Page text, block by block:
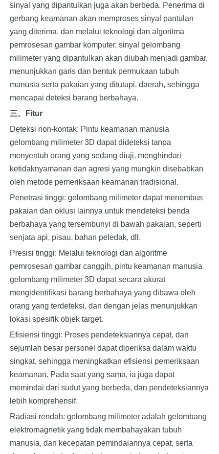
sinyal yang dipantulkan juga akan berbeda. Penerima di
gerbang keamanan akan memproses sinyal pantulan
yang diterima, dan melalui teknologi dan algoritma
pemrosesan gambar komputer, sinyal gelombang
milimeter yang dipantulkan akan diubah menjadi gambar,
menunjukkan garis dan bentuk permukaan tubuh
manusia serta pakaian yang ditutupi. daerah, sehingga
mencapai deteksi barang berbahaya.
三、
Fitur
Deteksi non-kontak: Pintu keamanan manusia
gelombang milimeter 3D dapat dideteksi tanpa
menyentuh orang yang sedang diuji, menghindari
ketidaknyamanan dan agresi yang mungkin disebabkan
oleh metode pemeriksaan keamanan tradisional.
Penetrasi tinggi: gelombang milimeter dapat menembus
pakaian dan oklusi lainnya untuk mendeteksi benda
berbahaya yang tersembunyi di bawah pakaian, seperti
senjata api, pisau, bahan peledak, dll.
Presisi tinggi: Melalui teknologi dan algoritme
pemrosesan gambar canggih, pintu keamanan manusia
gelombang milimeter 3D dapat secara akurat
mengidentifikasi barang berbahaya yang dibawa oleh
orang yang terdeteksi, dan dengan jelas menunjukkan
lokasi spesifik objek target.
Efisiensi tinggi: Proses pendeteksiannya cepat, dan
sejumlah besar personel dapat diperiksa dalam waktu
singkat, sehingga meningkatkan efisiensi pemeriksaan
keamanan. Pada saat yang sama, ia juga dapat
memindai dari sudut yang berbeda, dan pendeteksiannya
lebih komprehensif.
Radiasi rendah: gelombang milimeter adalah gelombang
elektromagnetik yang tidak membahayakan tubuh
manusia, dan kecepatan pemindaiannya cepat, serta